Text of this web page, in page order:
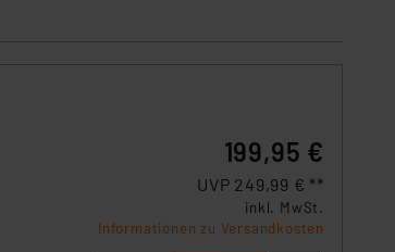
199,95 €
UVP 249,99 € **
inkl. MwSt.
Informationen zu Versandkosten